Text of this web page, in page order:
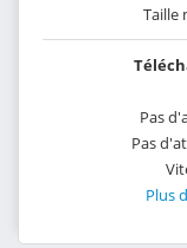
Taille
Pas
Pas
Plus